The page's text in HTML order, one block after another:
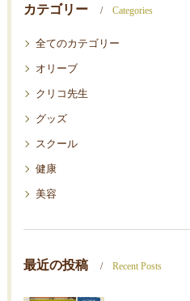
カテゴリー Categories
全てのカテゴリー
オリーブ
クリコ先生
グッズ
スクール
健康
美容
最近の投稿 Recent Posts